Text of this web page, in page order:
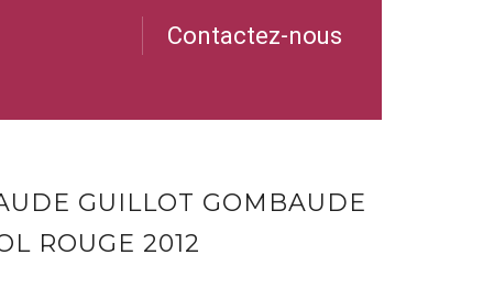
Contactez-nous
GUILLOT GOMBAUDE
ROUGE 2012